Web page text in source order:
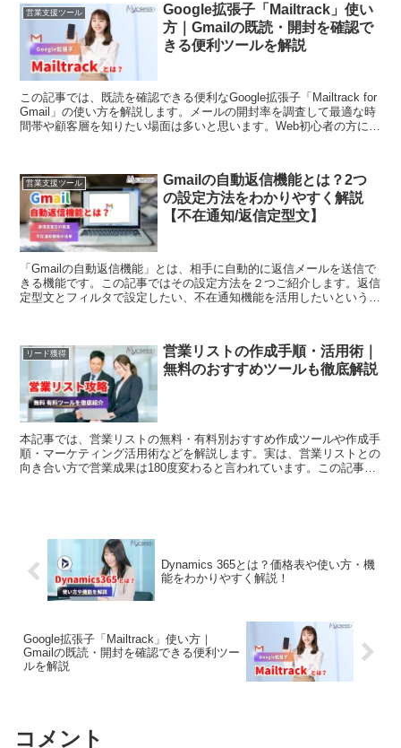
営業支援ツール
Google拡張子「Mailtrack」使い
方｜Gmailの既読・開封を確認で
きる便利ツールを解説
この記事では、既読を確認できる便利なGoogle拡張子「Mailtrack for
Gmail」の使い方を解説します。メールの開封率を調査して最適な時
間帯や顧客層を知りたい場面は多いと思います。Web初心者の方に向
営業支援ツール
Gmailの自動返信機能とは？2つ
の設定方法をわかりやすく解説
【不在通知/返信定型文】
「Gmailの自動返信機能」とは、相手に自動的に返信メールを送信で
きる機能です。この記事ではその設定方法を２つご紹介します。返信
定型文とフィルタで設定したい、不在通知機能を活用したいという方
リード獲得
営業リストの作成手順・活用術｜
無料のおすすめツールも徹底解説
本記事では、営業リストの無料・有料別おすすめ作成ツールや作成手
順・マーケティング活用術などを解説します。実は、営業リストとの
向き合い方で営業成果は180度変わると言われています。この記事を
Dynamics 365とは？価格表や使い方・機
能をわかりやすく解説！
Google拡張子「Mailtrack」使い方｜
Gmailの既読・開封を確認できる便利ツー
ルを解説
コメント